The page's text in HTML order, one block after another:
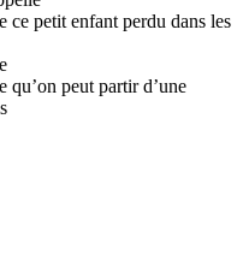
ce petit enfant perdu dans les
qu’on peut partir d’une